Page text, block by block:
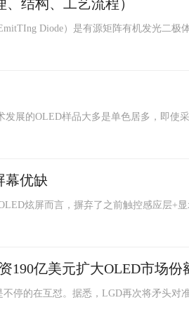
结构、工艺流程）
展的OLED样品大多是单色居多，即使
样性。实际上OLED的影像产生方
幕优缺
炫屏而言，摒弃了之前触控感应层+显
佳的阳光下显示效果。同时
190亿美元扩大OLED市场份
停的在互怼。据悉，LGD再次将矛头对
LG Display